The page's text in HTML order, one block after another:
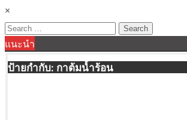
×
Search
for:
แนะนำ
ป้ายกำกับ: กาต้มน้ำร้อน